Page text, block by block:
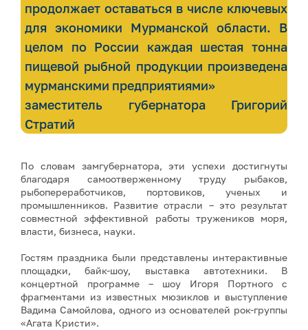
продолжает оставаться в числе ключевых
для экономики Мурманской области. В
целом по России каждая шестая тонна
пищевой рыбной продукции произведена
мурманскими предприятиями»
заместитель губернатора Григорий
Стратий
По словам замгубернатора, эти успехи достигнуты
благодаря самоотверженному труду рыбаков,
рыбопереработчиков, портовиков, ученых и
промышленников. Развитие отрасли – это результат
совместной эффективной работы тружеников моря,
власти, бизнеса, науки.
Гостям праздника были представлены интерактивные
площадки, байк-шоу, выставка автотехники. В
концертной программе – шоу Игоря Портного с
фрагментами из известных мюзиклов и выступление
Вадима Самойлова, одного из основателей рок-группы
«Агата Кристи».